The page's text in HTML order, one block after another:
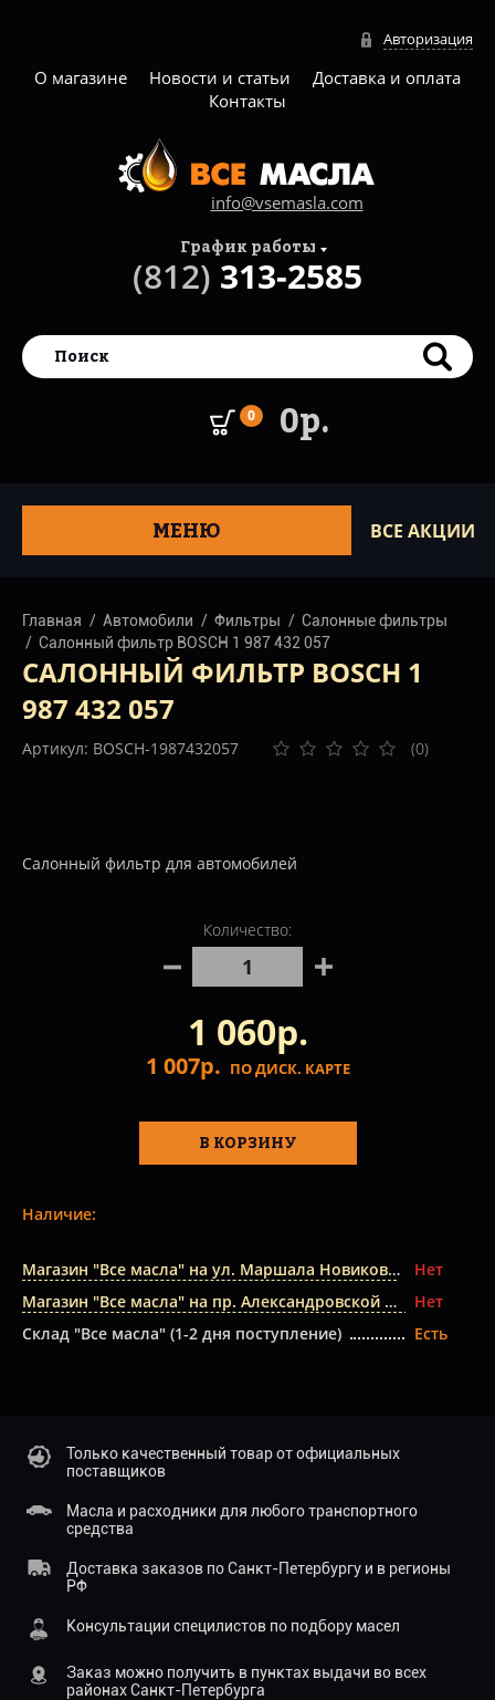
Авторизация
О магазине Новости и статьи
Доставка и оплата
Контакты
info@vsemasla.com
0 0р.
График работы
(812) 313-2585
МЕНЮ ВСЕ АКЦИИ
Главная Автомобили Фильтры
Салонные фильтры
Салонный фильтр BOSCH 1 987 432 057
САЛОННЫЙ ФИЛЬТР BOSCH 1
987 432 057
Артикул: BOSCH-1987432057 (0)
Салонный фильтр для автомобилей
Количество:
1 060р.
1 007р. ПО ДИСК. КАРТЕ
В КОРЗИНУ
Наличие:
Магазин "Все масла" на ул. Маршала Новикова
Нет
Магазин "Все масла" на пр. Александровской Фермы
Нет
Склад "Все масла" (1-2 дня поступление)
Есть
Только качественный товар от официальных
поставщиков
Масла и расходники для любого транспортного
средства
Доставка заказов по Санкт-Петербургу и в регионы
РФ
Консультации специлистов по подбору масел
Заказ можно получить в пунктах выдачи во всех
районах Санкт-Петербурга